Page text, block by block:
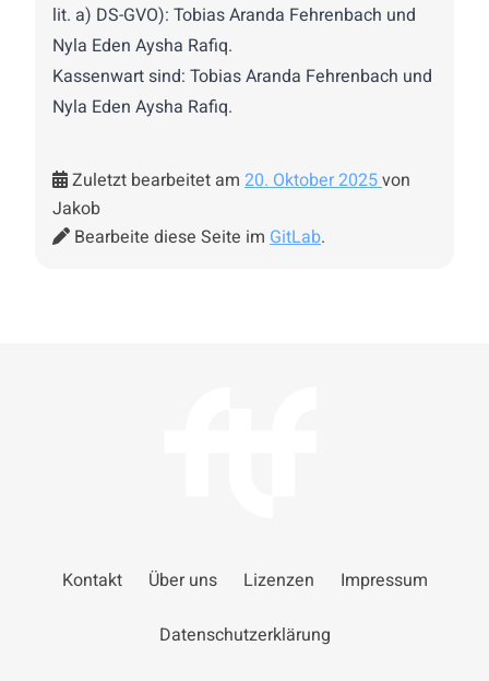
lit. a) DS-GVO): Tobias Aranda Fehrenbach und
Nyla Eden Aysha Rafiq.
Kassenwart sind: Tobias Aranda Fehrenbach und
Nyla Eden Aysha Rafiq.
Zuletzt bearbeitet am 20. Oktober 2025von
Jakob
Bearbeite diese Seite im GitLab.
Kontakt Über uns Lizenzen Impressum
Datenschutzerklärung